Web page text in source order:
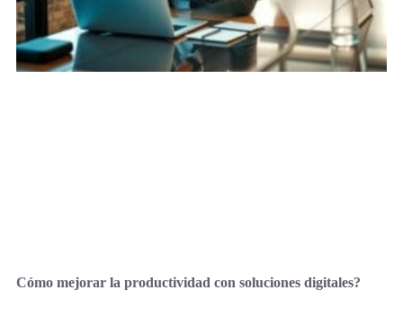
Cómo mejorar la productividad con soluciones digitales?